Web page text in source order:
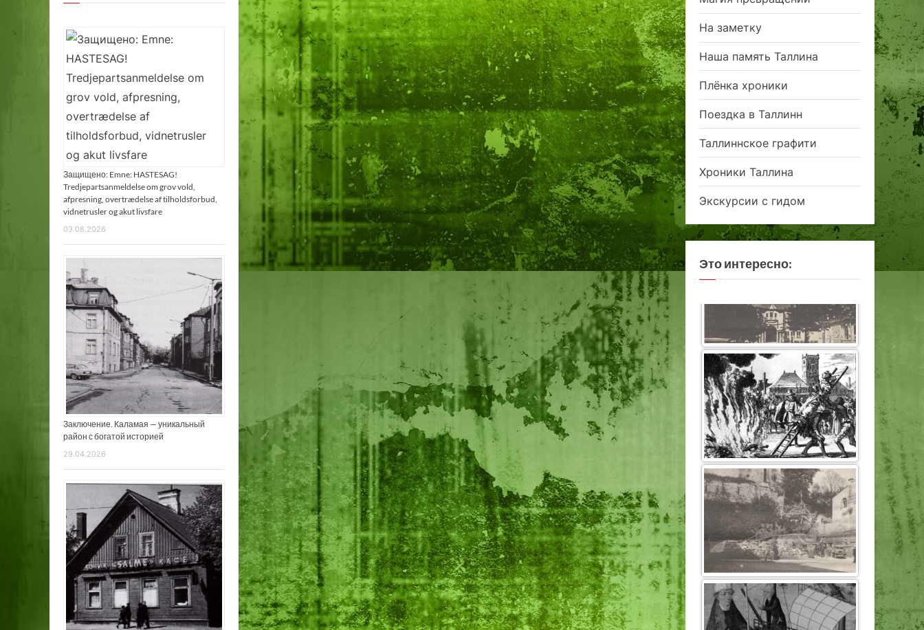
Защищено: Emne: HASTESAG!
Tredjepartsanmeldelse om grov vold,
afpresning, overtrædelse af tilholdsforbud,
vidnetrusler og akut livsfare
03.08.2026
Заключение. Каламая — уникальный
район с богатой историей
29.04.2026
На заметку
Наша память Таллина
Плёнка хроники
Поездка в Таллинн
Таллиннское графити
Хроники Таллина
Экскурсии с гидом
Это интересно: